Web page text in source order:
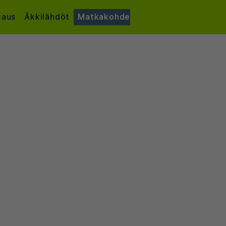
Äkkilähdöt Matkakohde